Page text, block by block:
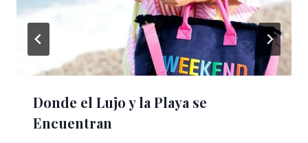
Donde el Lujo y la Playa se
Encuentran